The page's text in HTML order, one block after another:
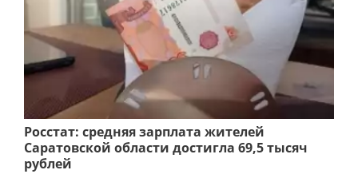
Росстат: средняя зарплата жителей
Саратовской области достигла 69,5 тысяч
рублей